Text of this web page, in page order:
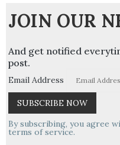
JOIN OUR
And get notified
post.
Email Address
By subscribing, you agree
terms of service.